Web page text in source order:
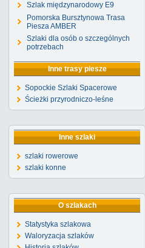
Szlak międzynarodowy E9
Pomorska Bursztynowa Trasa
Piesza AMBER
Szlaki dla osób o szczególnych
potrzebach
Inne trasy piesze
Sopockie Szlaki Spacerowe
Ścieżki przyrodniczo-leśne
Inne szlaki
szlaki rowerowe
szlaki konne
O szlakach
Statystyka szlakowa
Waloryzacja szlaków